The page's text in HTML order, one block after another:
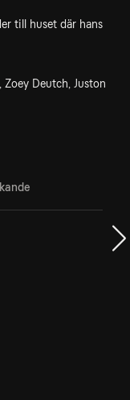
till huset där hans
Zoey Deutch, Juston